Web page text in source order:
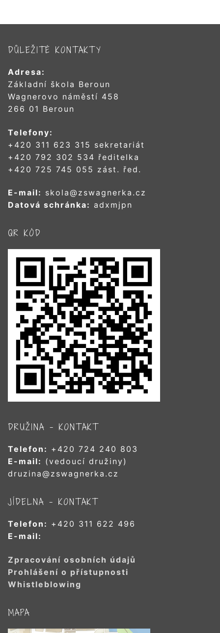
DŮLEŽITÉ KONTAKTY
Adresa:
Základní škola Beroun
Wagnerovo náměstí 458
266 01 Beroun
Telefony:
+420 311 623 315 sekretariát
+420 792 302 534 ředitelka
+420 725 745 055 zást. řed.
E-mail: skola@zswagnerka.cz
Datová schránka: adxmjpn
QR KÓD
DRUŽINA – KONTAKT
Telefon: +420 724 240 803
E-mail: (vedoucí družiny)
druzina@zswagnerka.cz
JÍDELNA – KONTAKT
Telefon: +420 311 622 496
E-mail:
Zpracování osobních údajů
Prohlášení o přístupnosti
Whistleblowing
MAPA